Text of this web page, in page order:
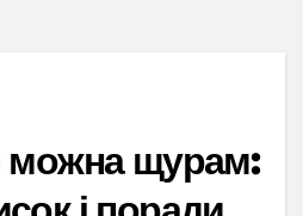
можна щурам: